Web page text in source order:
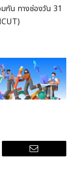
กัน ทางช่องวัน 31
Email